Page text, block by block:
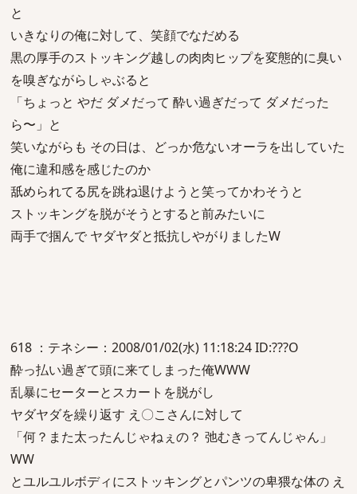
と
いきなりの俺に対して、笑顔でなだめる
黒の厚手のストッキング越しの肉肉ヒップを変態的に臭い
を嗅ぎながらしゃぶると
「ちょっと やだ ダメだって 酔い過ぎだって ダメだった
ら〜」と
笑いながらも その日は、どっか危ないオーラを出していた
俺に違和感を感じたのか
舐められてる尻を跳ね退けようと笑ってかわそうと
ストッキングを脱がそうとすると前みたいに
両手で掴んで ヤダヤダと抵抗しやがりましたW
618 ：テネシー：2008/01/02(水) 11:18:24 ID:???O
酔っ払い過ぎて頭に来てしまった俺WWW
乱暴にセーターとスカートを脱がし
ヤダヤダを繰り返す え〇こさんに対して
「何？また太ったんじゃねぇの？ 弛むきってんじゃん」
WW
とユルユルボディにストッキングとパンツの卑猥な体の え